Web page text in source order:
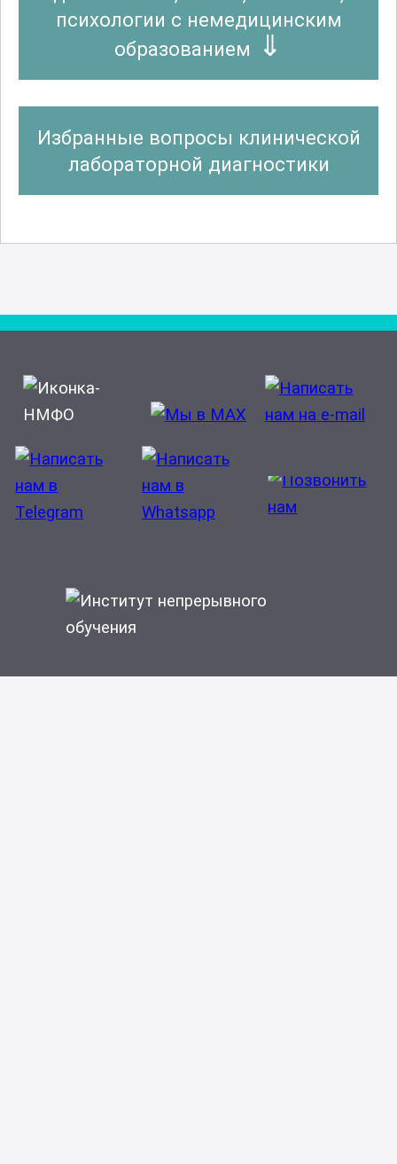
психологии с немедицинским
образованием
Избранные вопросы клинической
лабораторной диагностики